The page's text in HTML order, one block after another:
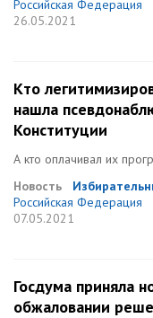
Российская Федерация
26.05.2021
Кто
нашла
Конституции
А кто оплачивал их
Новость
Российская Федерация
07.05.2021
Госдума приняла
обжаловании